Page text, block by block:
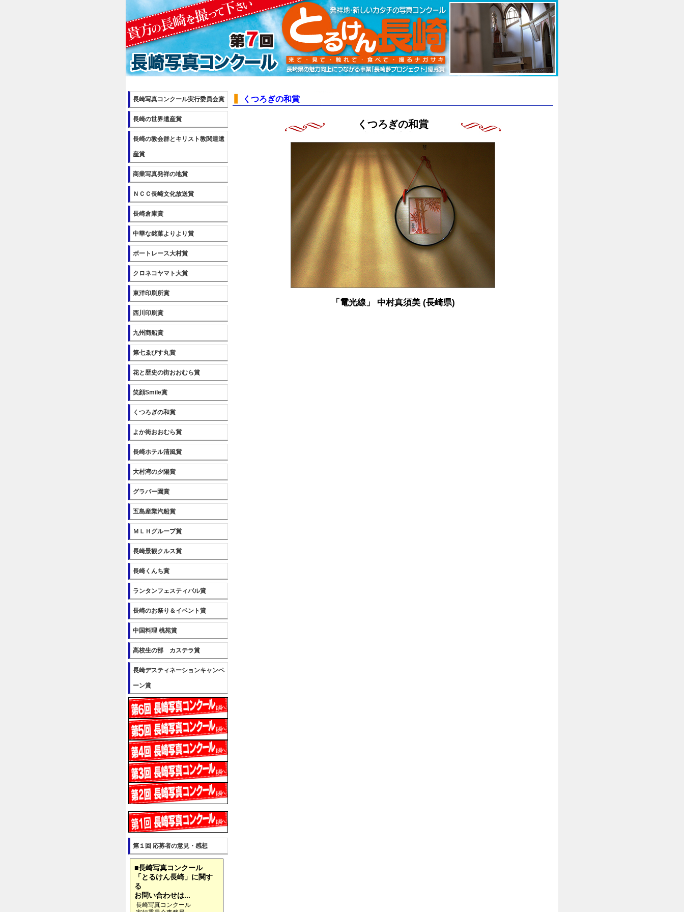
長崎写真コンクール実行委員会賞
長崎の世界遺産賞
長崎の教会群とキリスト教関連遺
産賞
商業写真発祥の地賞
ＮＣＣ長崎文化放送賞
長崎倉庫賞
中華な銘菓よりより賞
ボートレース大村賞
クロネコヤマト大賞
東洋印刷所賞
西川印刷賞
九州商船賞
第七ゑびす丸賞
花と歴史の街おおむら賞
笑顔Smile賞
くつろぎの和賞
よか街おおむら賞
長崎ホテル清風賞
大村湾の夕陽賞
グラバー園賞
五島産業汽船賞
ＭＬＨグループ賞
長崎景観クルス賞
長崎くんち賞
ランタンフェスティバル賞
長崎のお祭り＆イベント賞
中国料理 桃苑賞
高校生の部 カステラ賞
長崎デスティネーションキャンペ
ーン賞
第１回 応募者の意見・感想
■長崎写真コンクール
「とるけん長崎」に関す
る
お問い合わせは...
長崎写真コンクール
くつろぎの和賞
くつろぎの和賞
「電光線」 中村真須美 (長崎県)